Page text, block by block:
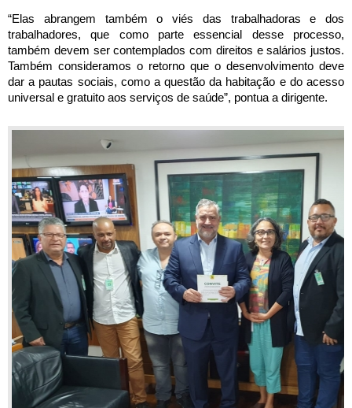
“Elas abrangem também o viés das trabalhadoras e dos
trabalhadores, que como parte essencial desse processo,
também devem ser contemplados com direitos e salários justos.
Também consideramos o retorno que o desenvolvimento deve
dar a pautas sociais, como a questão da habitação e do acesso
universal e gratuito aos serviços de saúde”, pontua a dirigente.